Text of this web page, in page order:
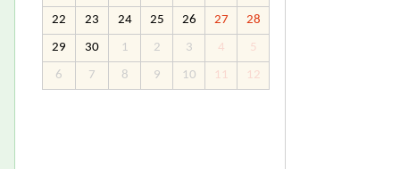
22 23 24 25 26 27 28
29 30 1 2 3 4 5
6 7 8 9 10 11 12